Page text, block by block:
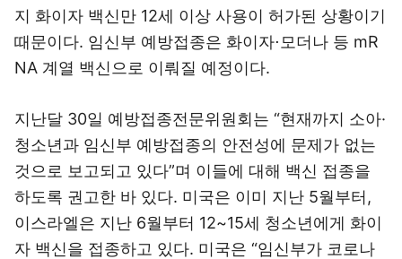
지 화이자 백신만 12세 이상 사용이 허가된 상황이기
때문이다. 임신부 예방접종은 화이자⋅모더나 등 mR
NA 계열 백신으로 이뤄질 예정이다.
지난달 30일 예방접종전문위원회는 “현재까지 소아·
청소년과 임신부 예방접종의 안전성에 문제가 없는
것으로 보고되고 있다”며 이들에 대해 백신 접종을
하도록 권고한 바 있다. 미국은 이미 지난 5월부터,
이스라엘은 지난 6월부터 12~15세 청소년에게 화이
자 백신을 접종하고 있다. 미국은 “임신부가 코로나